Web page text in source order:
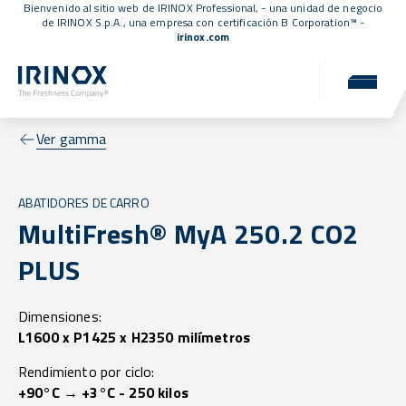
Bienvenido al sitio web de IRINOX Professional, - una unidad de negocio
de IRINOX S.p.A., una empresa con certificación B Corporation™ -
irinox.com
Ver gamma
ABATIDORES DE CARRO
MultiFresh® MyA 250.2 CO2
PLUS
Dimensiones:
L1600 x P1425 x H2350 milímetros
Rendimiento por ciclo:
+90°C → +3°C - 250 kilos